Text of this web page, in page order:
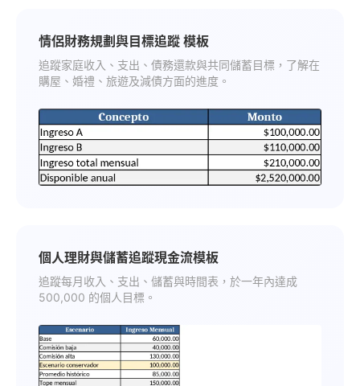
情侶財務規劃與目標追蹤 模板
追蹤家庭收入、支出、債務還款與共同儲蓄目標，了解在
購屋、婚禮、旅遊及減債方面的進度。
個人理財與儲蓄追蹤現金流模板
追蹤每月收入、支出、儲蓄與時間表，於一年內達成
500,000 的個人目標。